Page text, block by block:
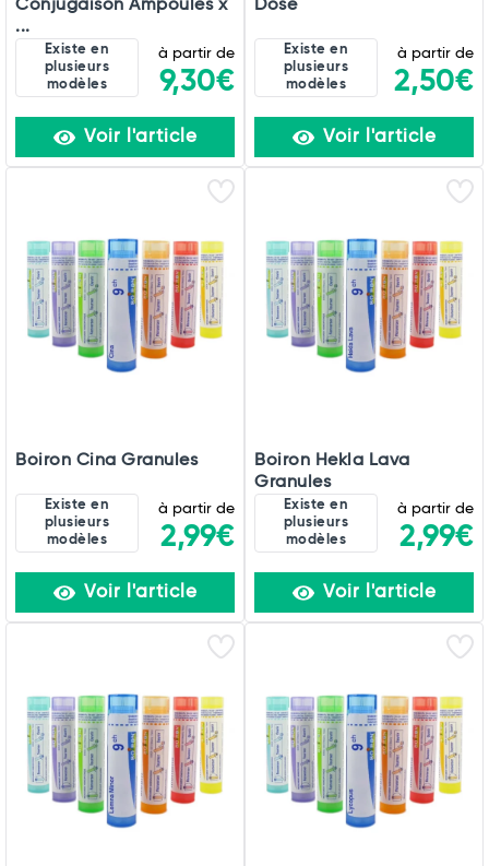
Conjugaison Ampoules x
...
Existe en
plusieurs
modèles
à partir de
9,30€
Voir l'article
Dose
Existe en
plusieurs
modèles
à partir de
2,50€
Voir l'article
Boiron Cina Granules
Existe en
plusieurs
modèles
à partir de
2,99€
Voir l'article
Boiron Hekla Lava
Granules
Existe en
plusieurs
modèles
à partir de
2,99€
Voir l'article